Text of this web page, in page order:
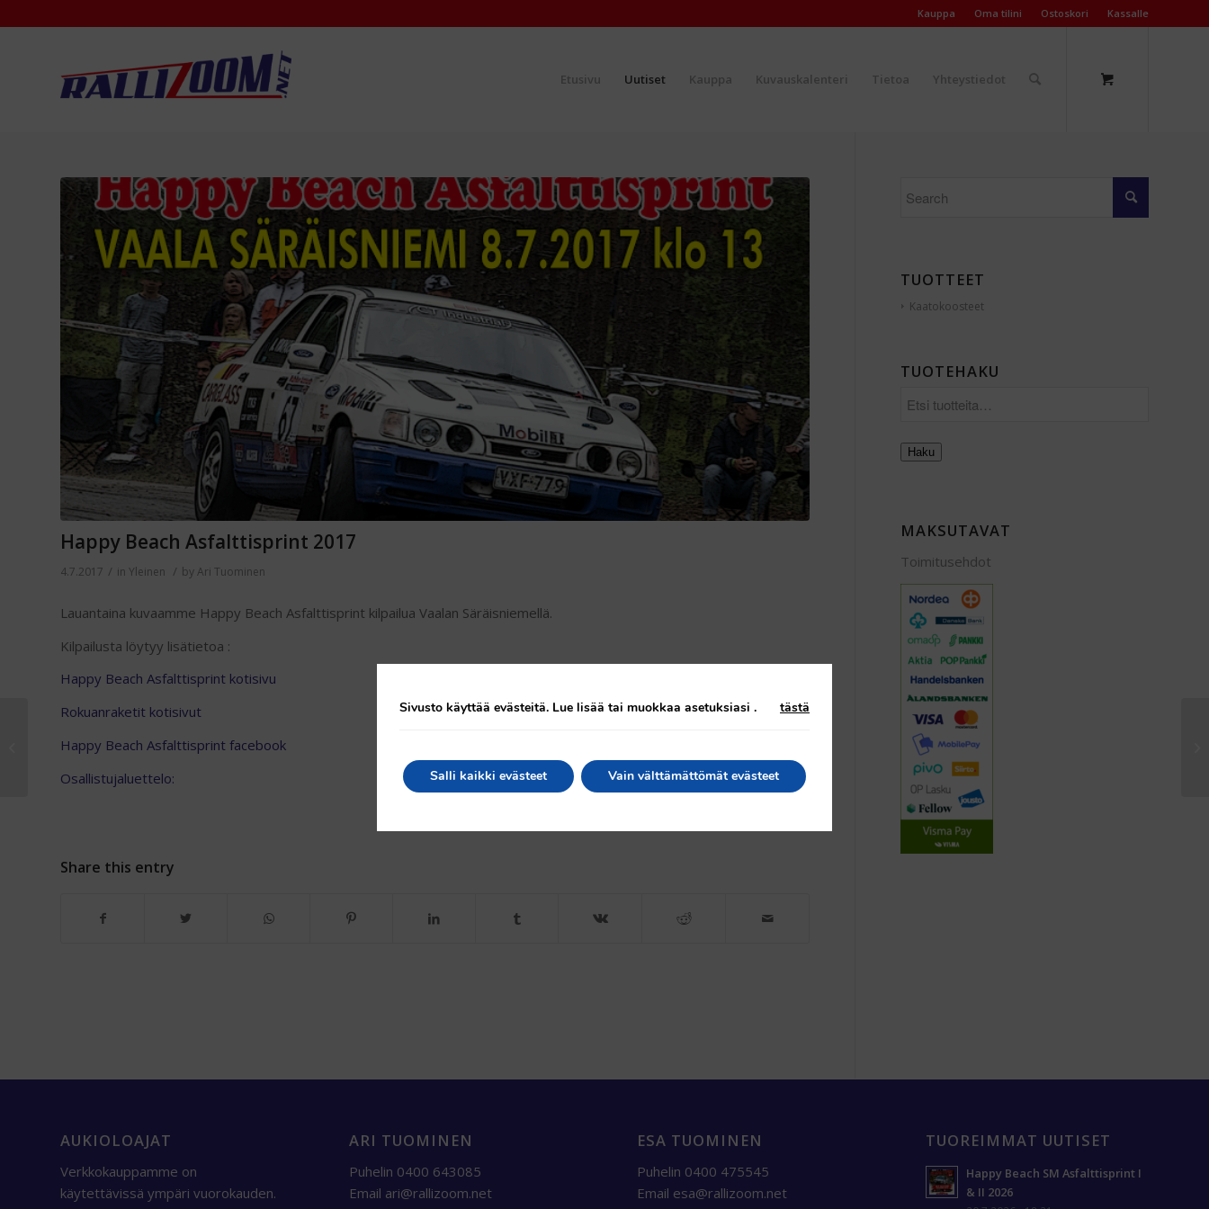
Kauppa Oma tilini Ostoskori Kassalle
Etusivu Uutiset Kauppa Kuvauskalenteri Tietoa Yhteystiedot
Happy Beach Asfalttisprint 2017
4.7.2017 / in Yleinen / byAri Tuominen
Lauantaina kuvaamme Happy Beach Asfalttisprint kilpailua Vaalan Säräisniemellä.
Kilpailusta löytyy lisätietoa :
Happy Beach Asfalttisprint kotisivu
Rokuanraketit kotisivut
Happy Beach Asfalttisprint facebook
Osallistujaluettelo:
Share this entry
TUOTTEET
Kaatokoosteet
TUOTEHAKU
Haku
MAKSUTAVAT
Toimitusehdot
AUKIOLOAJAT
Verkkokauppamme on
käytettävissä ympäri vuorokauden.
ARI TUOMINEN
Puhelin 0400 643085
Email ari@rallizoom.net
ESA TUOMINEN
Puhelin 0400 475545
Email esa@rallizoom.net
TUOREIMMAT UUTISET
Happy Beach SM Asfalttisprint I
& II 2026
23.6.2017
Sivusto käyttää evästeitä. Lue lisää tai muokkaa asetuksiasi tästä
.
Salli kaikki evästeet Vain välttämättömät evästeet